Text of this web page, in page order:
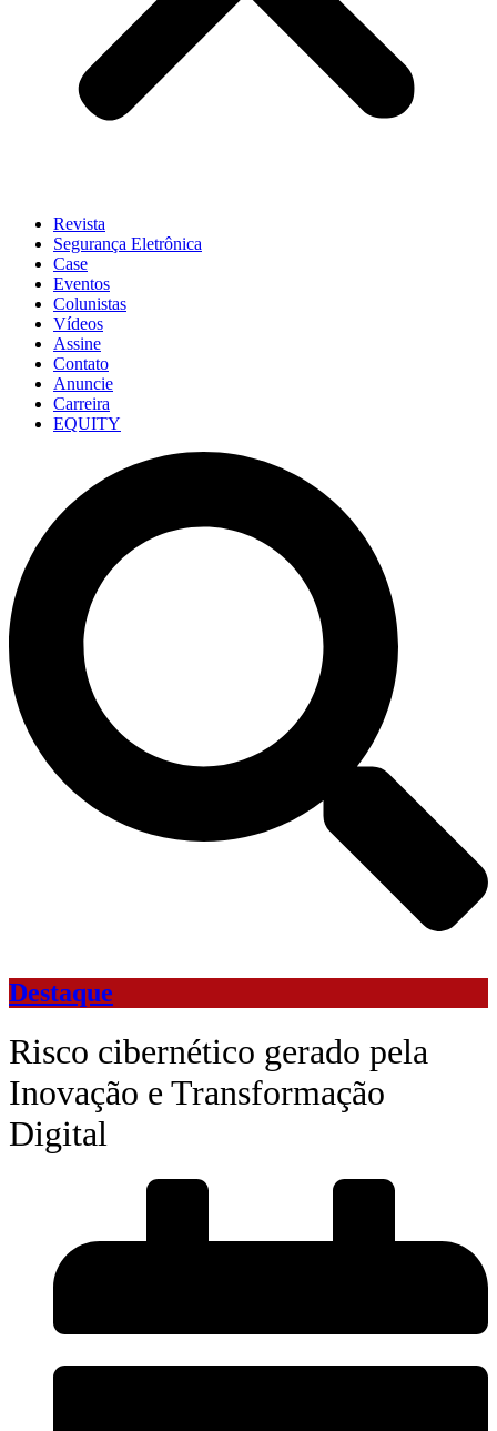
Revista
Segurança Eletrônica
Case
Eventos
Colunistas
Vídeos
Assine
Contato
Anuncie
Carreira
EQUITY
Destaque
Risco cibernético gerado pela
Inovação e Transformação
Digital